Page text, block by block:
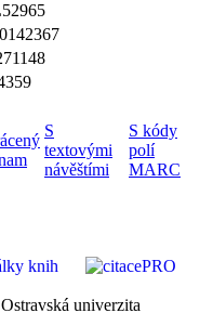
S
textovými
návěštími
S kódy
polí
MARC
univerzita